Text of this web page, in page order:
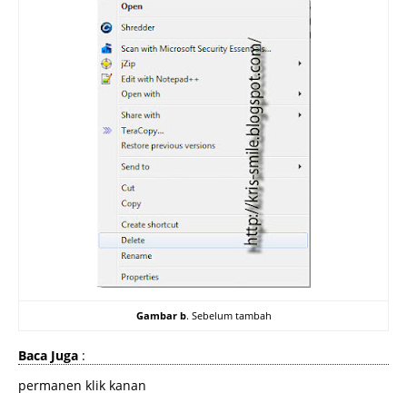
Gambar b. Sebelum tambah
Baca Juga :
permanen klik kanan